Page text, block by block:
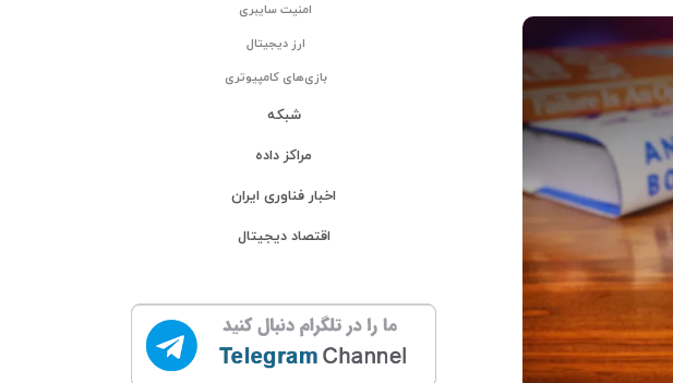
امنیت سایبری
ارز دیجیتال
بازی‌های کامپیوتری
شبکه
مراکز داده
اخبار فناوری ایران
اقتصاد دیجیتال